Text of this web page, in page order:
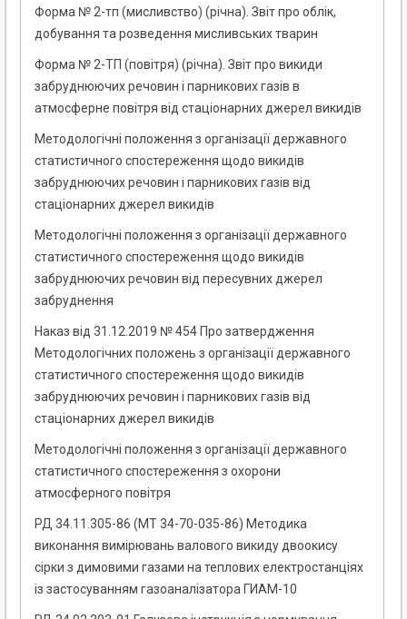
Форма № 2-тп (мисливство) (річна). Звіт про облік,
добування та розведення мисливських тварин
Форма № 2-ТП (повітря) (річна). Звіт про викиди
забруднюючих речовин і парникових газів в
атмосферне повітря від стаціонарних джерел викидів
Методологічні положення з організації державного
статистичного спостереження щодо викидів
забруднюючих речовин і парникових газів від
стаціонарних джерел викидів
Методологічні положення з організації державного
статистичного спостереження щодо викидів
забруднюючих речовин від пересувних джерел
забруднення
Наказ від 31.12.2019 № 454 Про затвердження
Методологічних положень з організації державного
статистичного спостереження щодо викидів
забруднюючих речовин і парникових газів від
стаціонарних джерел викидів
Методологічні положення з організації державного
статистичного спостереження з охорони
атмосферного повітря
РД 34.11.305-86 (МТ 34-70-035-86) Методика
виконання вимірювань валового викиду двоокису
сірки з димовими газами на теплових електростанціях
із застосуванням газоаналізатора ГИАМ-10